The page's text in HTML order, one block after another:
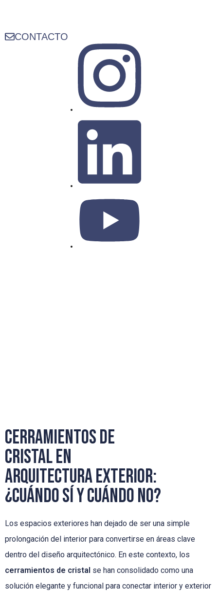
CONTACTO
Cerramientos de
cristal en
arquitectura exterior:
¿cuándo sí y cuándo no?
Los espacios exteriores han dejado de ser una simple
prolongación del interior para convertirse en áreas clave
dentro del diseño arquitectónico. En este contexto, los
cerramientos de cristal se han consolidado como una
solución elegante y funcional para conectar interior y exterior